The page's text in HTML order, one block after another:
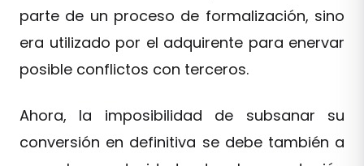
parte de un proceso de formalización, sino
era utilizado por el adquirente para enervar
posible conflictos con terceros.
Ahora, la imposibilidad de subsanar su
conversión en definitiva se debe también a